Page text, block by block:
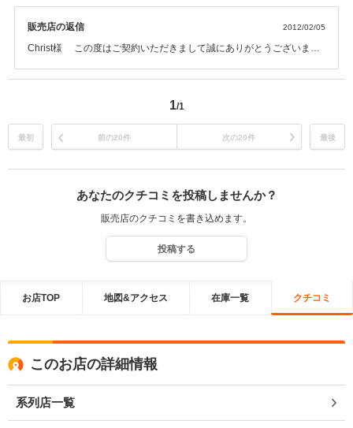
販売店の返信 2012/02/05
Christ様 この度はご契約いただきまして誠にありがとうございまし
価をいただきまして、社員一同心から感謝しております。何かお困り
1/1
最初 前の20件 次の20件 最後
あなたのクチコミを投稿しませんか？
販売店のクチコミを書き込めます。
投稿する
お店TOP 地図&アクセス 在庫一覧 クチコミ
このお店の詳細情報
系列店一覧